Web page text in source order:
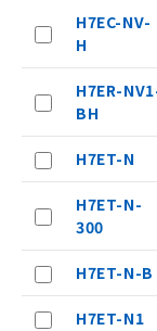
H7EC-NV-
H
H7ER-
BH
H7ET-N
H7ET-N-
300
H7ET-N-B
H7ET-N1
記
号
○
△
(税
す。
本
こ
記
タ
覧
準
正
様
ム